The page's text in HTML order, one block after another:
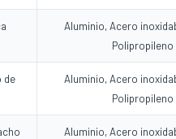
Aluminio, Acero
Polipropileno
de
Aluminio, Acero
Polipropileno
Aluminio, Acero